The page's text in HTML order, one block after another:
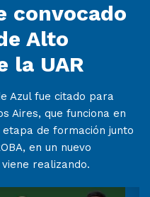
convocado
Alto
la UAR
Azul fue citado para
Aires, que funciona en
de formación junto
en un nuevo
realizando.